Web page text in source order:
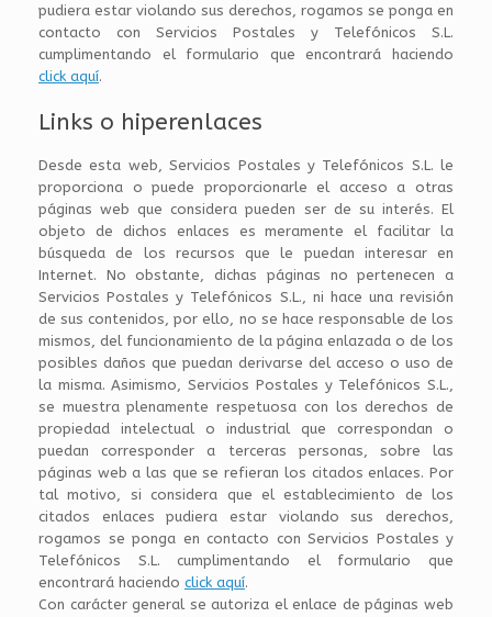
pudiera estar violando sus derechos, rogamos se ponga en
contacto con Servicios Postales y Telefónicos S.L.
cumplimentando el formulario que encontrará haciendo
click aquí.
Links o hiperenlaces
Desde esta web, Servicios Postales y Telefónicos S.L. le
proporciona o puede proporcionarle el acceso a otras
páginas web que considera pueden ser de su interés. El
objeto de dichos enlaces es meramente el facilitar la
búsqueda de los recursos que le puedan interesar en
Internet. No obstante, dichas páginas no pertenecen a
Servicios Postales y Telefónicos S.L., ni hace una revisión
de sus contenidos, por ello, no se hace responsable de los
mismos, del funcionamiento de la página enlazada o de los
posibles daños que puedan derivarse del acceso o uso de
la misma. Asimismo, Servicios Postales y Telefónicos S.L.,
se muestra plenamente respetuosa con los derechos de
propiedad intelectual o industrial que correspondan o
puedan corresponder a terceras personas, sobre las
páginas web a las que se refieran los citados enlaces. Por
tal motivo, si considera que el establecimiento de los
citados enlaces pudiera estar violando sus derechos,
rogamos se ponga en contacto con Servicios Postales y
Telefónicos S.L. cumplimentando el formulario que
encontrará haciendo click aquí.
Con carácter general se autoriza el enlace de páginas web